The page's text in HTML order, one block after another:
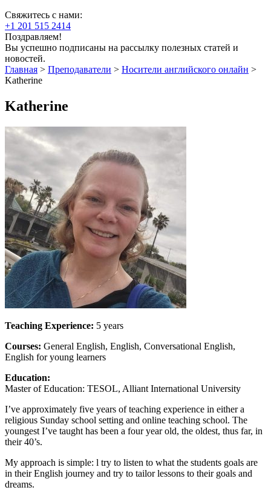
Свяжитесь с нами:
+1 201 515 2414
Поздравляем!
Вы успешно подписаны на рассылку полезных статей и
новостей.
Главная > Преподаватели > Носители английского онлайн >
Katherine
Katherine
Teaching Experience: 5 years
Courses: General English, English, Conversational English,
English for young learners
Education:
Master of Education: TESOL, Alliant International University
I’ve approximately five years of teaching experience in either a
religious Sunday school setting and online teaching school. The
youngest I’ve taught has been a four year old, the oldest, thus far, in
their 40’s.
My approach is simple: l try to listen to what the students goals are
in their English journey and try to tailor lessons to their goals and
dreams.